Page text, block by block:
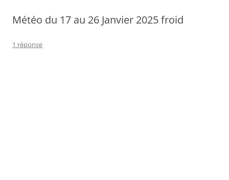
Météo du 17 au 26 Janvier 2025 froid
1 réponse